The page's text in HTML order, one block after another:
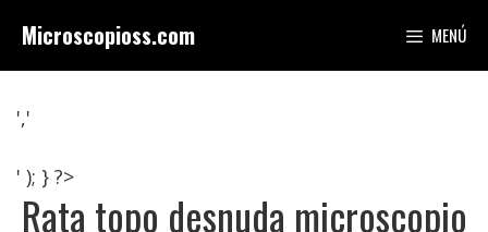
contenido
Microscopioss.com MENÚ
','
' ); } ?>
Rata topo desnuda microscopio